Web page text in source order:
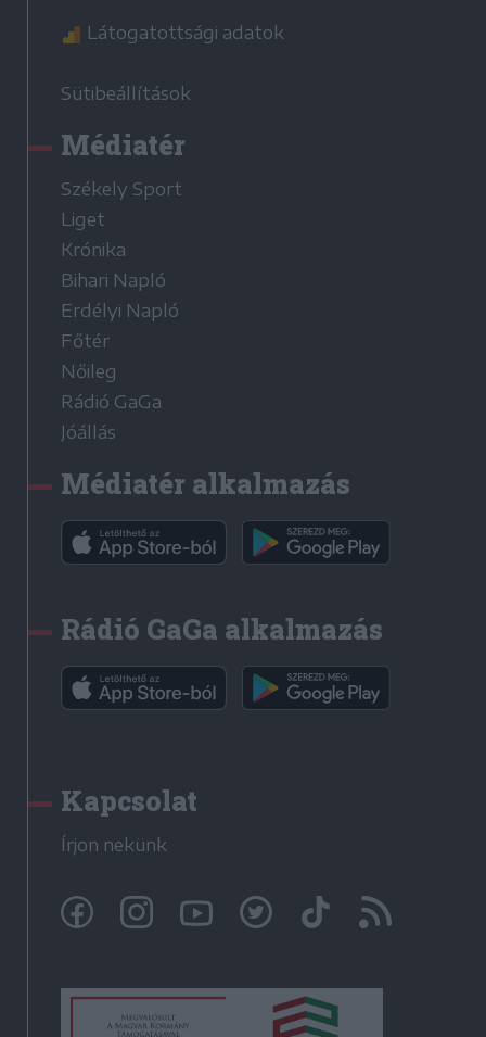
Látogatottsági adatok
Sütibeállítások
Médiatér
Székely Sport
Liget
Krónika
Bihari Napló
Erdélyi Napló
Főtér
Nőileg
Rádió GaGa
Jóállás
Médiatér alkalmazás
Rádió GaGa alkalmazás
Kapcsolat
Írjon nekünk